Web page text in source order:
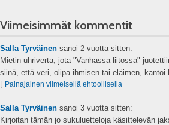
Viimeisimmät kommentit
Salla Tyrväinen sanoi 2 vuotta sitten:
Mietin uhriverta, jota "Vanhassa liitossa"
siinä, että veri, olipa ihmisen tai eläimen, kantoi
⌊ Painajainen viimeisellä ehtoollisella
Salla Tyrväinen sanoi 3 vuotta sitten:
Kirjoitan tämän jo sukuluetteloja käsittelevän